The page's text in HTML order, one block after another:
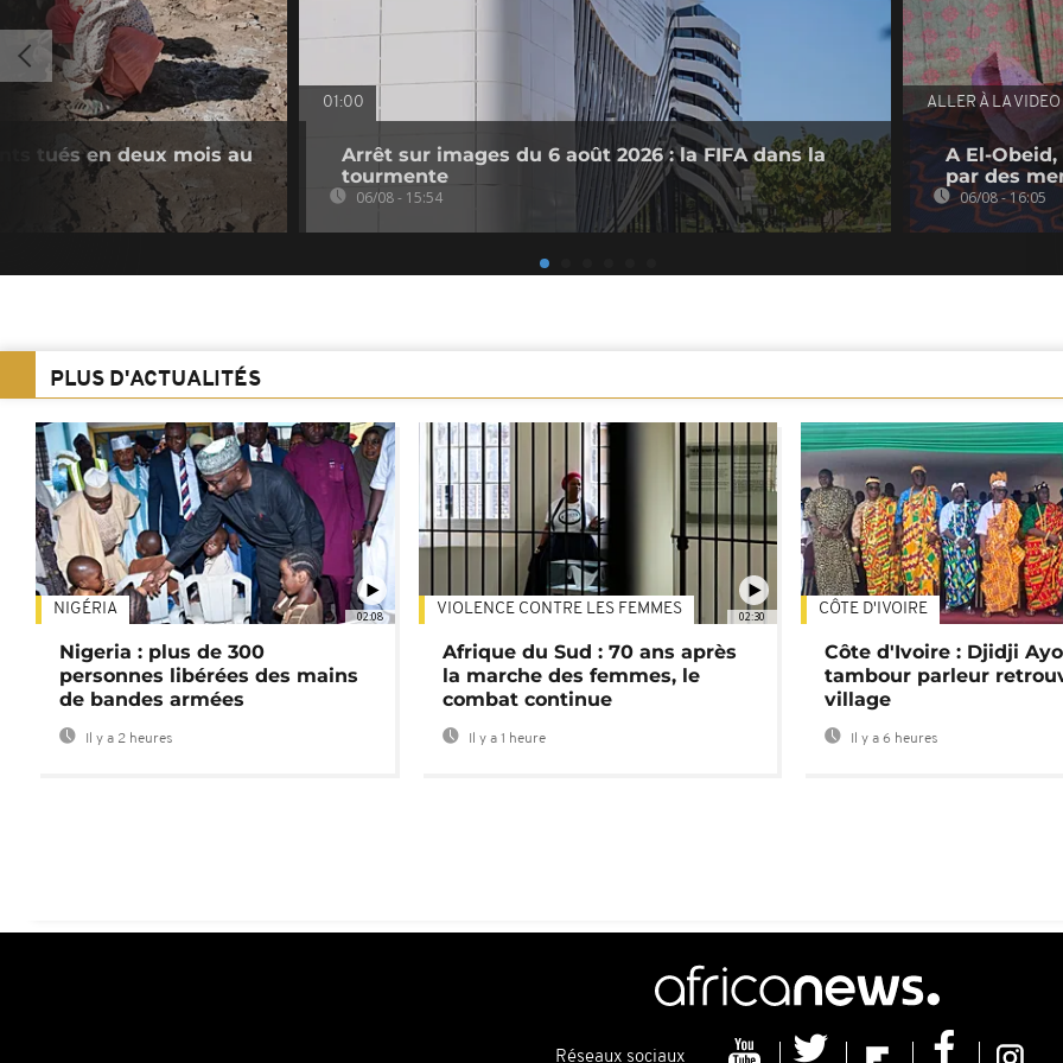
tués en deux mois au
01:00
Arrêt sur images du 6 août 2026 : la FIFA dans la
tourmente
06/08 - 15:54
ALLER À LA VIDEO
A El-
par des
06/08 - 16:05
PLUS D'ACTUALITÉS
02:08
NIGÉRIA
Nigeria : plus de 300
personnes libérées des mains
de bandes armées
Il y a 2 heures
02:30
VIOLENCE CONTRE LES FEMMES
Afrique du Sud : 70 ans après
la marche des femmes, le
combat continue
Il y a 1 heure
CÔTE D'IVOIRE
Côte d'Ivoire : Djidji
tambour parleur
village
Il y a 6 heures
Réseaux sociaux